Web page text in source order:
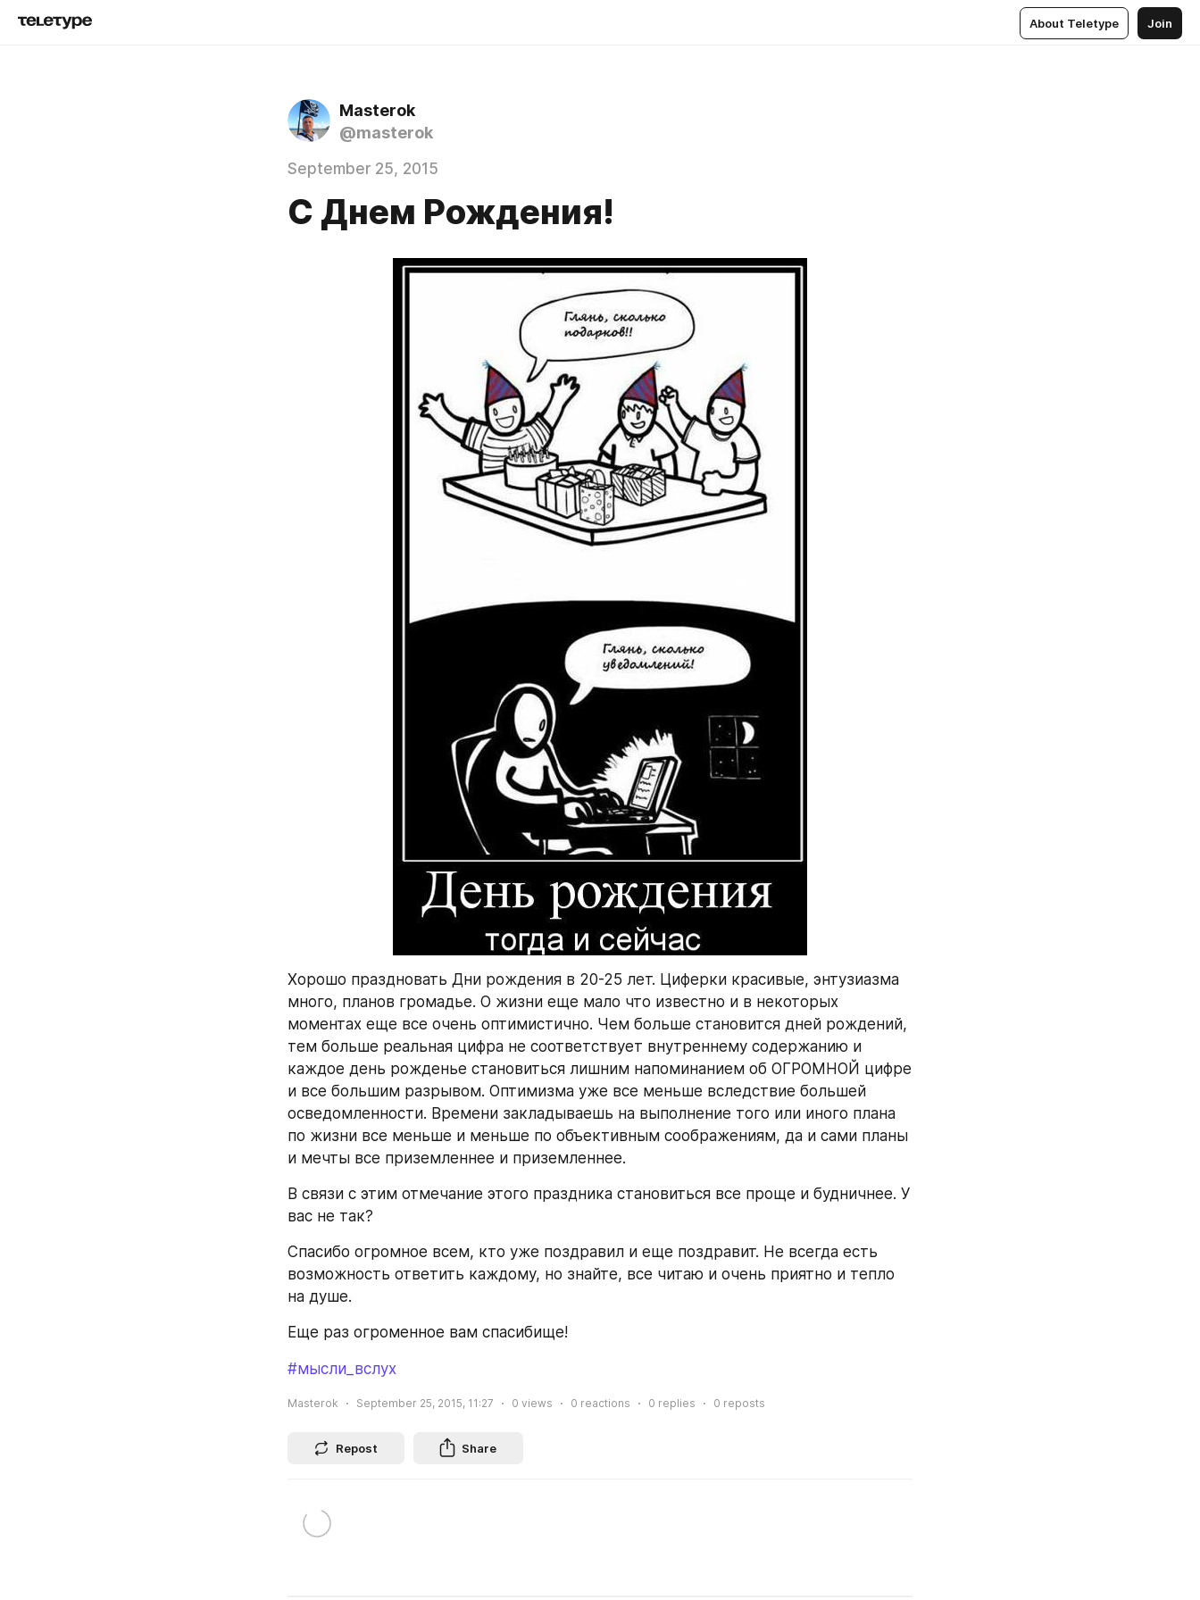
About Teletype Join
Masterok
@masterok
September 25, 2015
С Днем Рождения!
Хорошо праздновать Дни рождения в 20-25 лет. Циферки красивые, энтузиазма
много, планов громадье. О жизни еще мало что известно и в некоторых
моментах еще все очень оптимистично. Чем больше становится дней рождений,
тем больше реальная цифра не соответствует внутреннему содержанию и
каждое день рожденье становиться лишним напоминанием об ОГРОМНОЙ цифре
и все большим разрывом. Оптимизма уже все меньше вследствие большей
осведомленности. Времени закладываешь на выполнение того или иного плана
по жизни все меньше и меньше по объективным соображениям, да и сами планы
и мечты все приземленнее и приземленнее.
В связи с этим отмечание этого праздника становиться все проще и будничнее. У
вас не так?
Спасибо огромное всем, кто уже поздравил и еще поздравит. Не всегда есть
возможность ответить каждому, но знайте, все читаю и очень приятно и тепло
на душе.
Еще раз огроменное вам спасибище!
#мысли_вслух
Masterok September 25, 2015, 11:27 0 views 0 reactions 0 replies 0 reposts
Repost Share